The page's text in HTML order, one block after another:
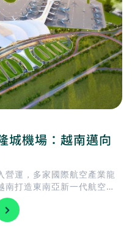
城機場：越南邁向
營運，多家國際航空產業龍
打造東南亞新一代航空樞